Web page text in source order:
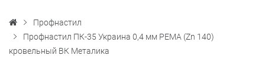
Профнастил
Профнастил ПК-35 Украина 0,4 мм PEМА (Zn 140)
кровельный ВК Металика